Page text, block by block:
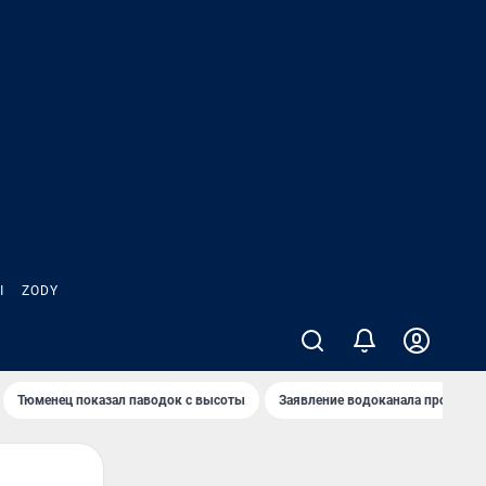
ZODY
Тюменец показал паводок с высоты Заявление водоканала про